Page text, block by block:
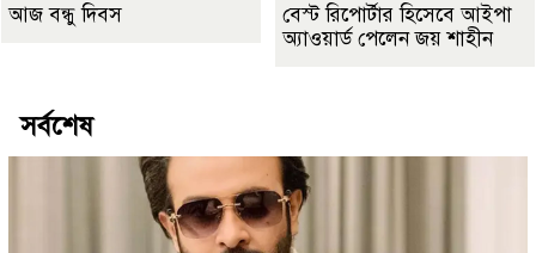
আজ বন্ধু দিবস
বেস্ট রিপোর্টার হিসেবে আইপা
অ্যাওয়ার্ড পেলেন জয় শাহীন
সর্বশেষ